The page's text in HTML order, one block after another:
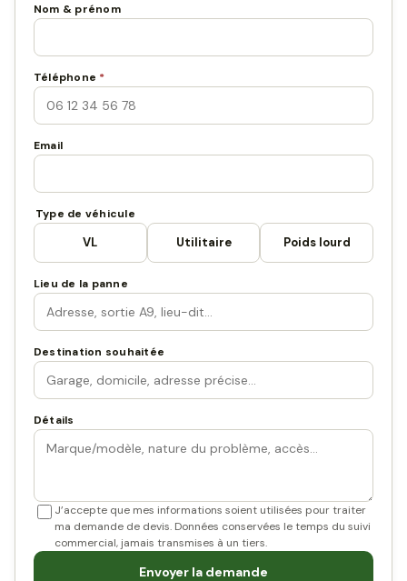
Nom & prénom
Téléphone *
Email
Type de véhicule
VL Utilitaire Poids lourd
Lieu de la panne
Destination souhaitée
Détails
J’accepte que mes informations soient utilisées pour traiter
ma demande de devis. Données conservées le temps du suivi
commercial, jamais transmises à un tiers.
Envoyer la demande